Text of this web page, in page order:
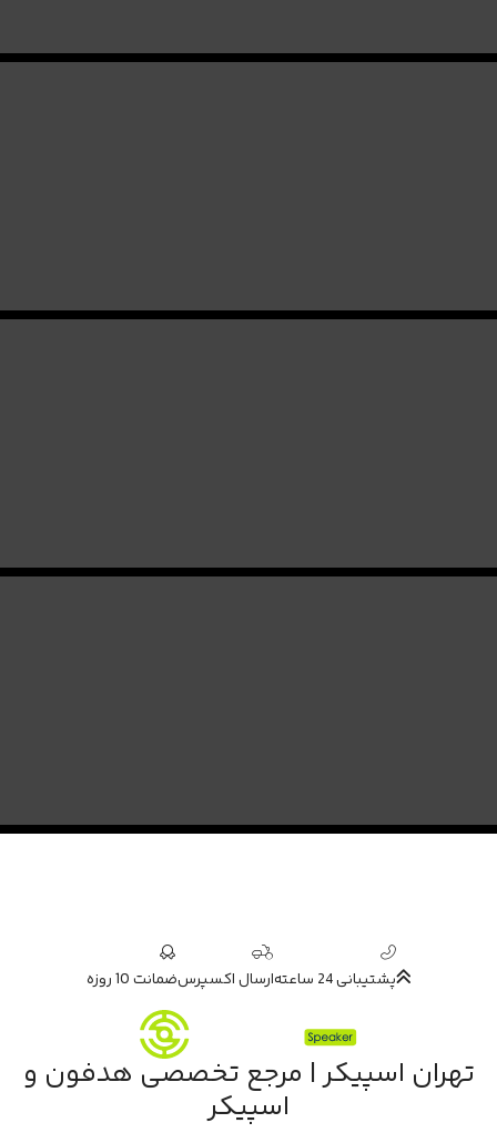
پشتیبانی 24 ساعته ارسال اکسپرسضمانت 10 روزه
تهران اسپیکر | مرجع تخصصی هدفون و
اسپیکر